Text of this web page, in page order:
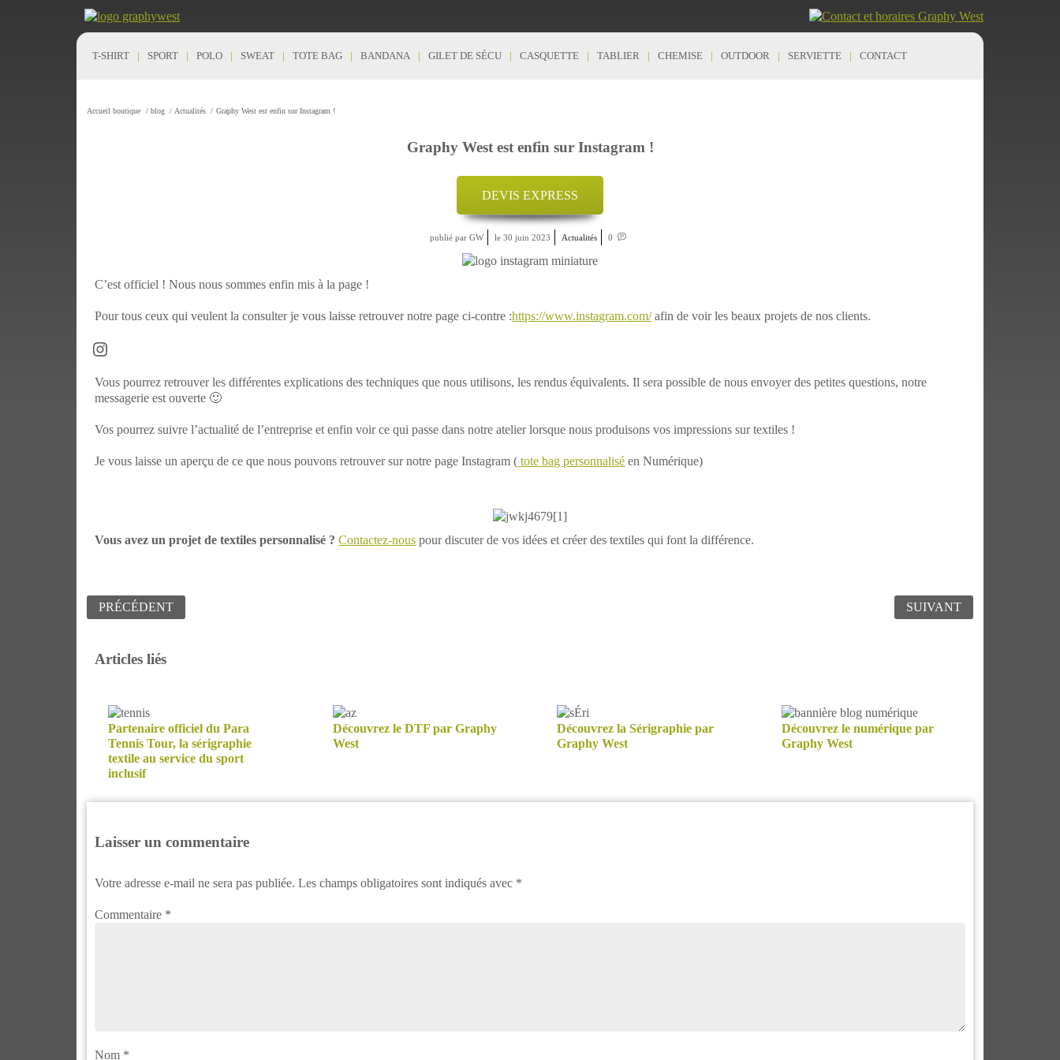
T-SHIRT SPORT POLO SWEAT TOTE BAG BANDANA GILET DE SÉCU CASQUETTE TABLIER CHEMISE OUTDOOR SERVIETTE CONTACT
Accueil boutique / blog / Actualités / Graphy West est enfin sur Instagram !
Graphy West est enfin sur Instagram !
DEVIS EXPRESS
publié par GW le 30 juin 2023 Actualités 0
C’est officiel ! Nous nous sommes enfin mis à la page !
Pour tous ceux qui veulent la consulter je vous laisse retrouver notre page ci-contre :https://www.instagram.com/afin de voir les beaux projets de nos clients.
Instagram
Vous pourrez retrouver les différentes explications des techniques que nous utilisons, les rendus équivalents. Il sera possible de nous envoyer des petites questions, notre
messagerie est ouverte 🙂
Vos pourrez suivre l’actualité de l’entreprise et enfin voir ce qui passe dans notre atelier lorsque nous produisons vos impressions sur textiles !
Je vous laisse un aperçu de ce que nous pouvons retrouver sur notre page Instagram ( tote bag personnalisé en Numérique)
Vous avez un projet de textiles personnalisé ? Contactez-nous pour discuter de vos idées et créer des textiles qui font la différence.
Navigation
l’article
PRÉCÉDENT SUIVANT
Articles liés
Partenaire officiel du Para
Tennis Tour, la sérigraphie
textile au service du sport
inclusif
Découvrez le DTF par Graphy
West
Découvrez la Sérigraphie par
Graphy West
Découvrez le numérique par
Graphy West
Laisser un commentaire
Votre adresse e-mail ne sera pas publiée. Les champs obligatoires sont indiqués avec *
Commentaire *
Nom *